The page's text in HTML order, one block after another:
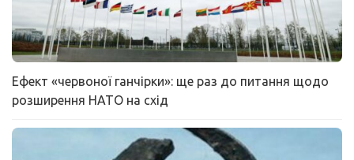
Ефект «червоної ганчірки»: ще раз до питання щодо
розширення НАТО на схід